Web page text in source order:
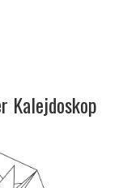
Kalejdoskop